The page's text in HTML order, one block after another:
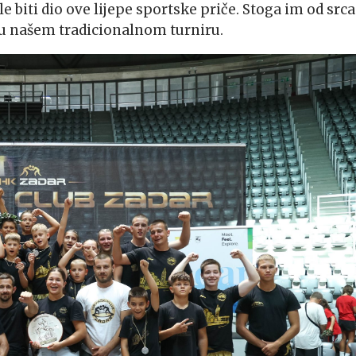
biti dio ove lijepe sportske priče. Stoga im od srca
našem tradicionalnom turniru.